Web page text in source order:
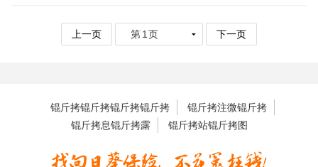
上一页 下一页
锟斤拷锟斤拷锟斤拷锟斤拷
锟斤拷注微锟斤拷
锟斤拷息锟斤拷露
锟斤拷站锟斤拷图